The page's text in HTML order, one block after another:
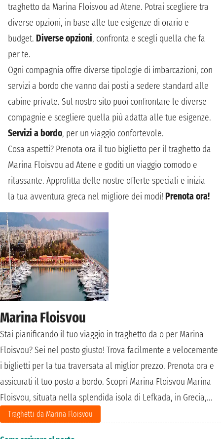
traghetto da Marina Floisvou ad Atene. Potrai scegliere tra
diverse opzioni, in base alle tue esigenze di orario e
budget. Diverse opzioni, confronta e scegli quella che fa
per te.
Ogni compagnia offre diverse tipologie di imbarcazioni, con
servizi a bordo che vanno dai posti a sedere standard alle
cabine private. Sul nostro sito puoi confrontare le diverse
compagnie e scegliere quella più adatta alle tue esigenze.
Servizi a bordo, per un viaggio confortevole.
Cosa aspetti? Prenota ora il tuo biglietto per il traghetto da
Marina Floisvou ad Atene e goditi un viaggio comodo e
rilassante. Approfitta delle nostre offerte speciali e inizia
la tua avventura greca nel migliore dei modi! Prenota ora!
Marina Floisvou
Stai pianificando il tuo viaggio in traghetto da o per Marina
Floisvou? Sei nel posto giusto! Trova facilmente e velocemente
i biglietti per la tua traversata al miglior prezzo. Prenota ora e
assicurati il tuo posto a bordo. Scopri Marina Floisvou Marina
Floisvou, situata nella splendida isola di Lefkada, in Grecia,...
Traghetti da Marina Floisvou